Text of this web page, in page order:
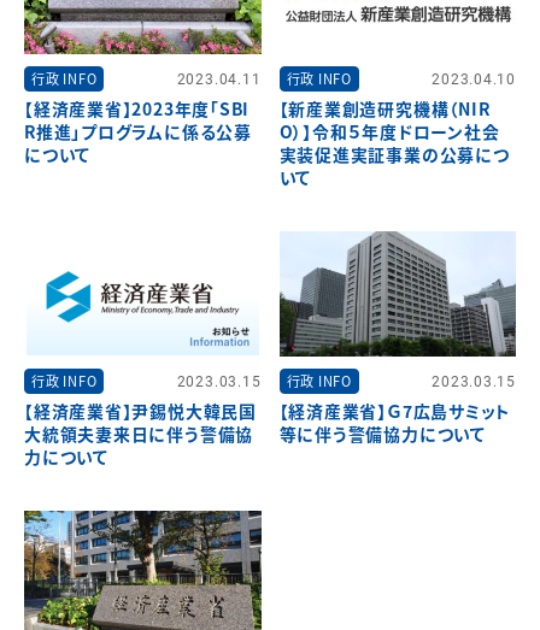
行政 INFO 2023.04.11
【経済産業省】2023年度「SBI
R推進」プログラムに係る公募
について
行政 INFO 2023.04.10
【新産業創造研究機構（NIR
O）】令和５年度ドローン社会
実装促進実証事業の公募につ
いて
行政 INFO 2023.03.15
【経済産業省】尹錫悦大韓民国
大統領夫妻来日に伴う警備協
力について
行政 INFO 2023.03.15
【経済産業省】Ｇ7広島サミット
等に伴う警備協力について